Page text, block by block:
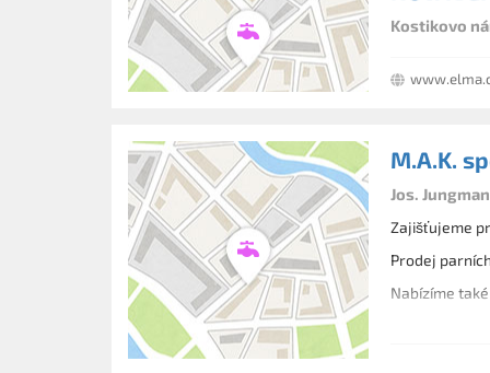
Kostikovo
M.A.K.
Jos.
Zajišťujeme
Prodej
Nabízíme